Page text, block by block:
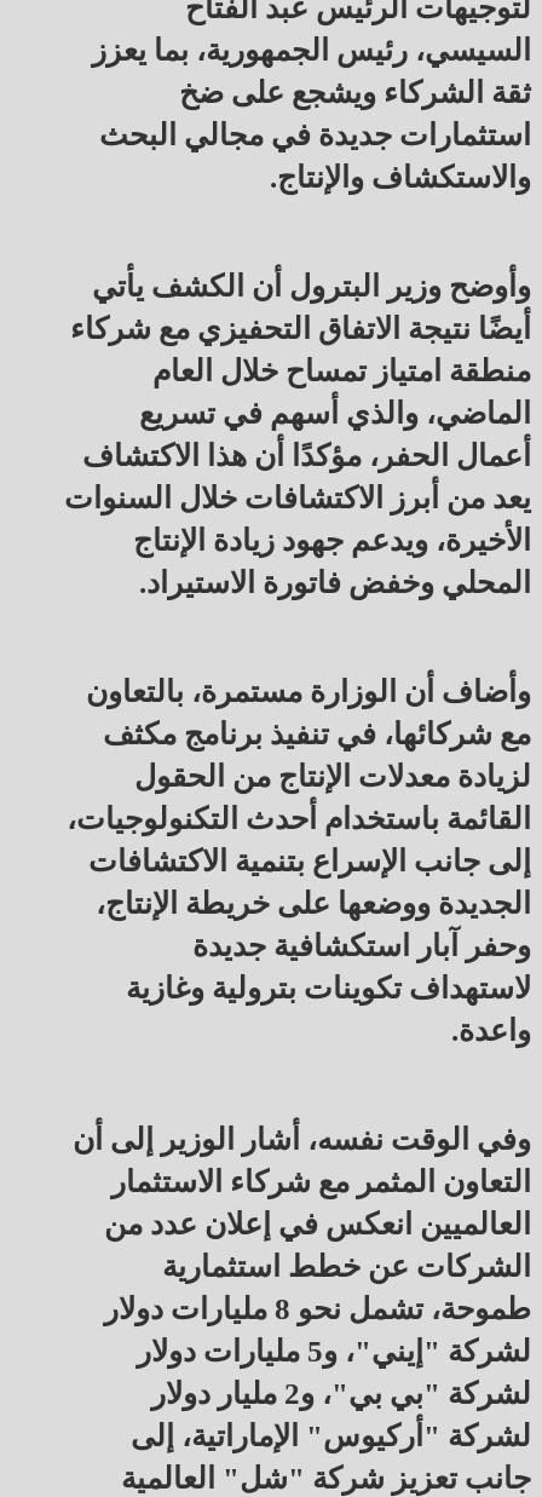
لتوجيهات الرئيس عبد الفتاح
السيسي، رئيس الجمهورية، بما يعزز
ثقة الشركاء ويشجع على ضخ
استثمارات جديدة في مجالي البحث
والاستكشاف والإنتاج.
وأوضح وزير البترول أن الكشف يأتي
أيضًا نتيجة الاتفاق التحفيزي مع شركاء
منطقة امتياز تمساح خلال العام
الماضي، والذي أسهم في تسريع
أعمال الحفر، مؤكدًا أن هذا الاكتشاف
يعد من أبرز الاكتشافات خلال السنوات
الأخيرة، ويدعم جهود زيادة الإنتاج
المحلي وخفض فاتورة الاستيراد.
وأضاف أن الوزارة مستمرة، بالتعاون
مع شركائها، في تنفيذ برنامج مكثف
لزيادة معدلات الإنتاج من الحقول
القائمة باستخدام أحدث التكنولوجيات،
إلى جانب الإسراع بتنمية الاكتشافات
الجديدة ووضعها على خريطة الإنتاج،
وحفر آبار استكشافية جديدة
لاستهداف تكوينات بترولية وغازية
واعدة.
وفي الوقت نفسه، أشار الوزير إلى أن
التعاون المثمر مع شركاء الاستثمار
العالميين انعكس في إعلان عدد من
الشركات عن خطط استثمارية
طموحة، تشمل نحو 8 مليارات دولار
لشركة "إيني"، و5 مليارات دولار
لشركة "بي بي"، و2 مليار دولار
لشركة "أركيوس" الإماراتية، إلى
جانب تعزيز شركة "شل" العالمية